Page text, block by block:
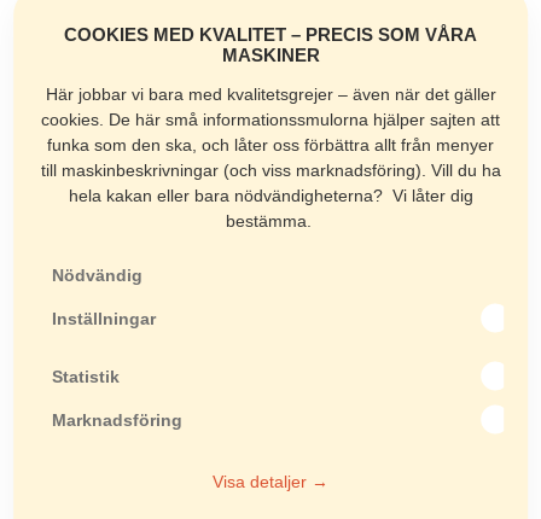
COOKIES MED KVALITET – PRECIS SOM VÅRA
MASKINER
Här jobbar vi bara med kvalitetsgrejer – även när det gäller
cookies. De här små informationssmulorna hjälper sajten att
funka som den ska, och låter oss förbättra allt från menyer
till maskinbeskrivningar (och viss marknadsföring). Vill du ha
hela kakan eller bara nödvändigheterna? Vi låter dig
bestämma.
Nödvändig
Inställningar
Statistik
Marknadsföring
Visa detaljer →
MVH-eR60
MVH-208
MVH-408
Rullvibratorer
MVB-85H
MVB-152H
Asfaltsågar
MCD-218
SH 40
H-360-350
H-600-600